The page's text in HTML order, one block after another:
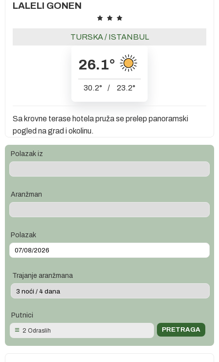
LALELI GONEN
TURSKA/ ISTANBUL
26.1°
30.2° / 23.2°
Sa krovne terase hotela pruža se prelep panoramski
pogled na grad i okolinu.
Polazak iz
Aranžman
Polazak
Trajanje aranžmana
Putnici
2 Odraslih